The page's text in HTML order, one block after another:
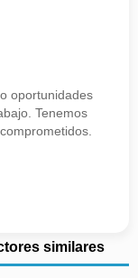
oportunidades
Tenemos
similares